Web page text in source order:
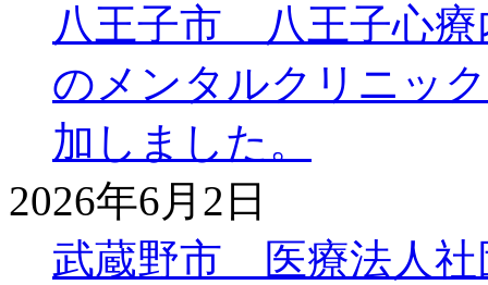
八王子市 八王子心療
のメンタルクリニッ
加しました。
2026年6月2日
武蔵野市 医療法人